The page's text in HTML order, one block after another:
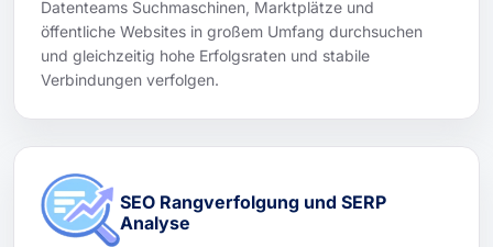
Datenteams Suchmaschinen, Marktplätze und
öffentliche Websites in großem Umfang durchsuchen
und gleichzeitig hohe Erfolgsraten und stabile
Verbindungen verfolgen.
SEO Rangverfolgung und SERP
Analyse